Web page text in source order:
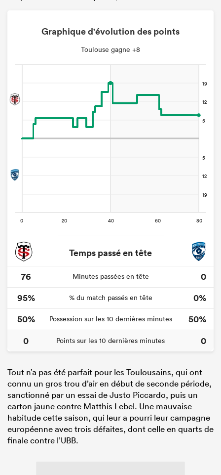
Graphique d'évolution des points
Toulouse gagne +8
Temps passé en tête
76
Minutes passées en tête
0
95%
% du match passés en tête
0%
50%
Possession sur les 10 dernières minutes
50%
0
Points sur les 10 dernières minutes 0
Tout n’a pas été parfait pour les Toulousains, qui ont
connu un gros trou d’air en début de seconde période,
sanctionné par un essai de Justo Piccardo, puis un
carton jaune contre Matthis Lebel. Une mauvaise
habitude cette saison, qui leur a pourri leur campagne
européenne avec trois défaites, dont celle en quarts de
finale contre l’UBB.